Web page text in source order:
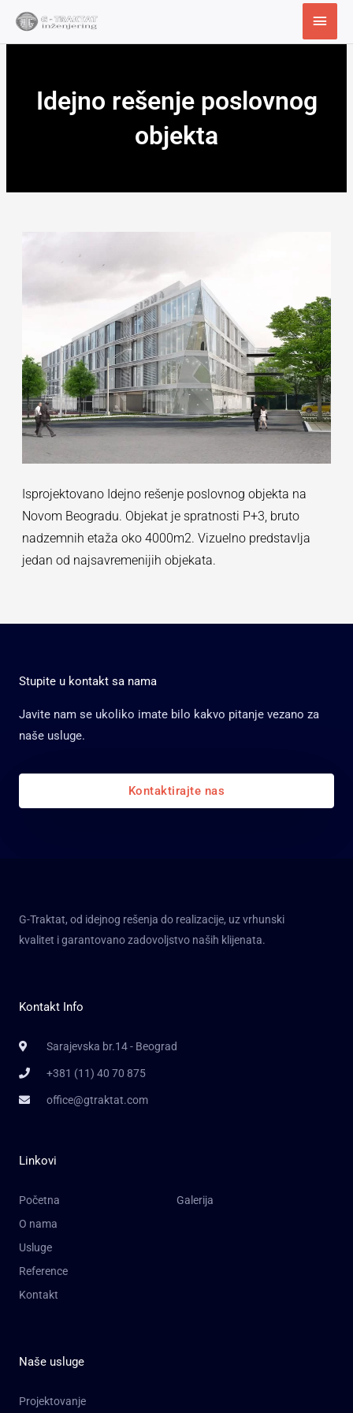
Пређи
Idejno rešenje poslovnog
objekta
Isprojektovano Idejno rešenje poslovnog objekta na
Novom Beogradu. Objekat je spratnosti P+3, bruto
nadzemnih etaža oko 4000m2. Vizuelno predstavlja
jedan od najsavremenijih objekata.
Stupite u kontakt sa nama
Javite nam se ukoliko imate bilo kakvo pitanje vezano za
naše usluge.
Kontaktirajte nas
G-Traktat, od idejnog rešenja do realizacije, uz vrhunski
kvalitet i garantovano zadovoljstvo naših klijenata.
Kontakt Info
Sarajevska br.14 - Beograd
+381 (11) 40 70 875
office@gtraktat.com
Linkovi
Početna
O nama
Usluge
Reference
Kontakt
Galerija
Naše usluge
Projektovanje